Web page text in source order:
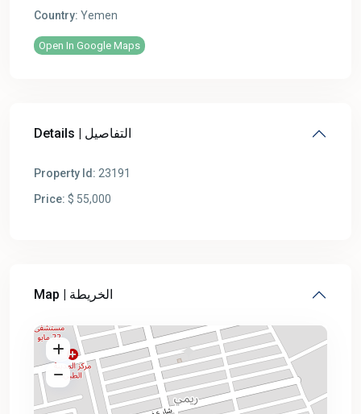
Country: Yemen
Open In Google Maps
Details | التفاصيل
Property Id: 23191
Price: $ 55,000
Map | الخريطة